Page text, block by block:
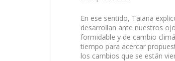
En ese sentido, Taiana
desarrollan ante nuestros
formidable y de cambio
tiempo para acercar
los cambios que se están